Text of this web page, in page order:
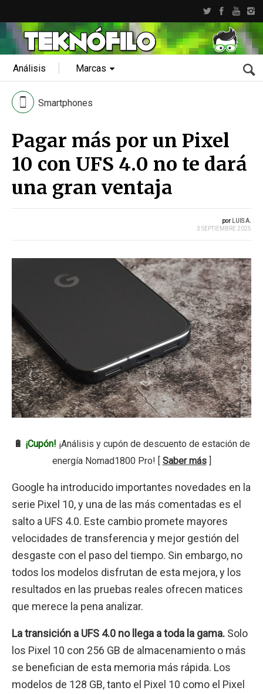
Análisis Marcas
Smartphones
Pagar más por un Pixel
10 con UFS 4.0 no te dará
una gran ventaja
por LUIS A.
3 SEPTIEMBRE 2025
🔋 ¡Cupón! ¡Análisis y cupón de descuento de estación de
energía Nomad1800 Pro! [ Saber más]
Google ha introducido importantes novedades en la
serie Pixel 10, y una de las más comentadas es el
salto a UFS 4.0. Este cambio promete mayores
velocidades de transferencia y mejor gestión del
desgaste con el paso del tiempo. Sin embargo, no
todos los modelos disfrutan de esta mejora, y los
resultados en las pruebas reales ofrecen matices
que merece la pena analizar.
La transición a UFS 4.0 no llega a toda la gama. Solo
los Pixel 10 con 256 GB de almacenamiento o más
se benefician de esta memoria más rápida. Los
modelos de 128 GB, tanto el Pixel 10 como el Pixel